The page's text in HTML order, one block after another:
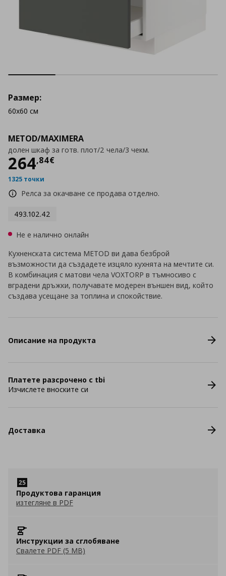
METOD/MAXIMERA
долен шкаф за готв. плот/2 чела/3 чекм.
264,84€
Цена264,84 €
1325 точки
Релса за окачване се продава отделно.
493.102.42
Размер:
60x60 см
Не е налично онлайн
Кухненската система METOD ви дава безброй
възможности да създадете изцяло кухнята на мечтите си.
В комбинация с матови чела VOXTORP в тъмносиво с
вградени дръжки, получавате модерен външен вид, който
създава усещане за топлина и спокойствие.
Описание на продукта
Платете разсрочено с tbi
Изчислете вноските си
Доставка
Продуктова гаранция
изтегляне в PDF
Инструкции за сглобяване
Свалете PDF (5 MB)